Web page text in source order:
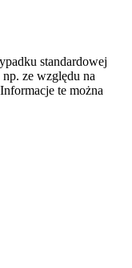
standardowej
ze względu na
te można